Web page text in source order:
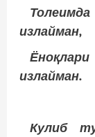
излайман,
излайман.
Кулиб